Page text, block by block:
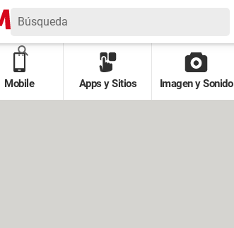
Mobile Apps y Sitios Imagen y Sonido